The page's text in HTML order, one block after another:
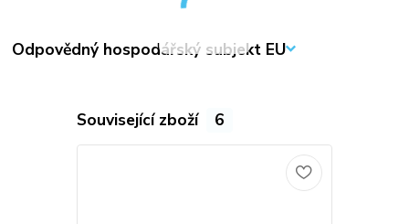
Odpovědný hospodářský subjekt EU
Související zboží 6